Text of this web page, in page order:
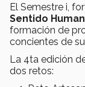
El Semestre i,
Sentido
formación de
concientes de
La 4ta edición
dos retos: